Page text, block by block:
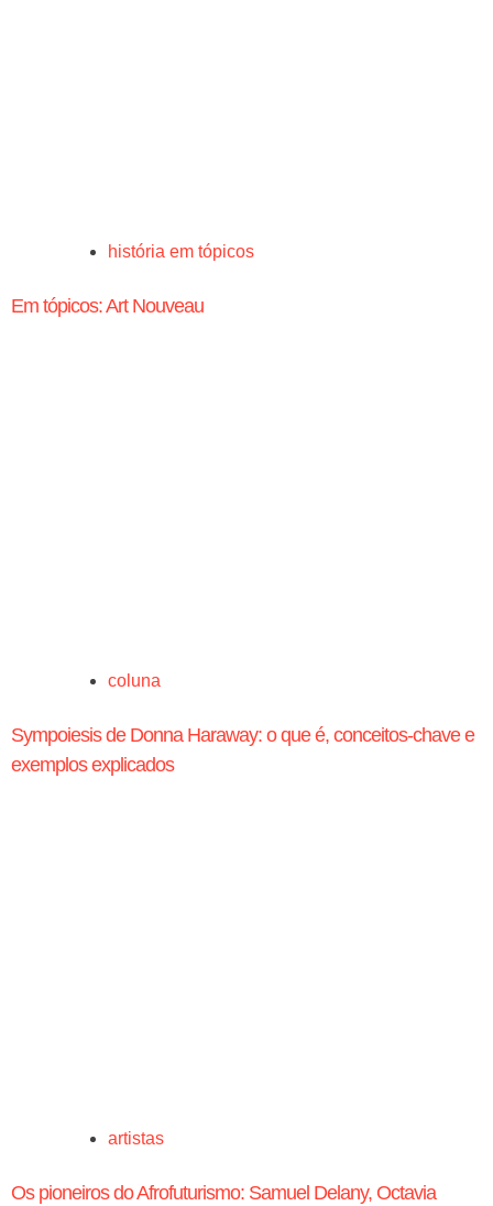
história em tópicos
Em tópicos: Art Nouveau
coluna
Sympoiesis de Donna Haraway: o que é, conceitos-chave e
exemplos explicados
artistas
Os pioneiros do Afrofuturismo: Samuel Delany, Octavia